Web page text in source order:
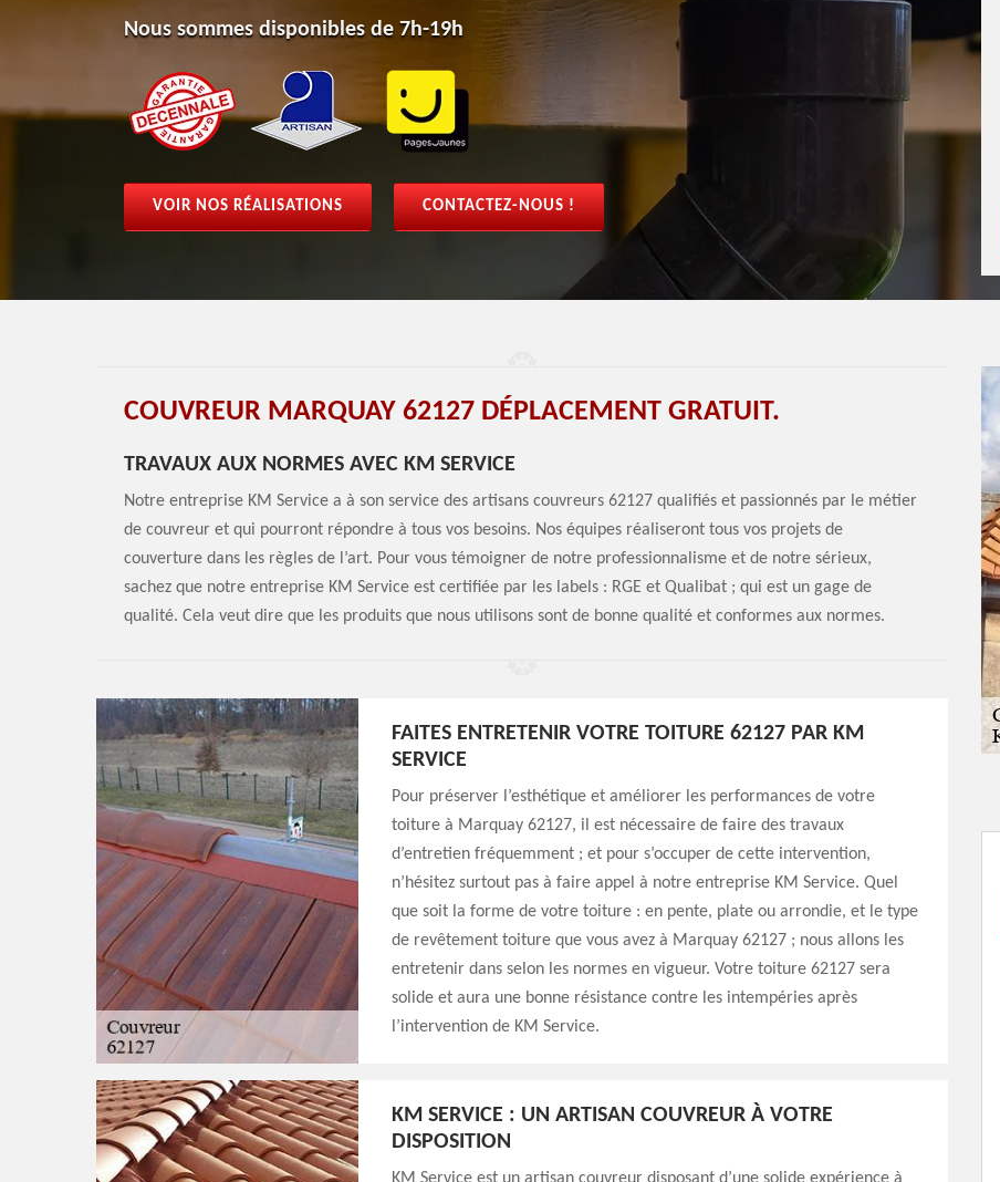
Nous sommes disponibles de 7h-19h
VOIR NOS RÉALISATIONS CONTACTEZ-NOUS !
COUVREUR MARQUAY 62127 DÉPLACEMENT GRATUIT.
TRAVAUX AUX NORMES AVEC KM SERVICE
Notre entreprise KM Service a à son service des artisans couvreurs 62127 qualifiés et passionnés par le métier
de couvreur et qui pourront répondre à tous vos besoins. Nos équipes réaliseront tous vos projets de
couverture dans les règles de l’art. Pour vous témoigner de notre professionnalisme et de notre sérieux,
sachez que notre entreprise KM Service est certifiée par les labels : RGE et Qualibat ; qui est un gage de
qualité. Cela veut dire que les produits que nous utilisons sont de bonne qualité et conformes aux normes.
FAITES ENTRETENIR VOTRE TOITURE 62127 PAR KM
SERVICE
Pour préserver l’esthétique et améliorer les performances de votre
toiture à Marquay 62127, il est nécessaire de faire des travaux
d’entretien fréquemment ; et pour s’occuper de cette intervention,
n’hésitez surtout pas à faire appel à notre entreprise KM Service. Quel
que soit la forme de votre toiture : en pente, plate ou arrondie, et le type
de revêtement toiture que vous avez à Marquay 62127 ; nous allons les
entretenir dans selon les normes en vigueur. Votre toiture 62127 sera
solide et aura une bonne résistance contre les intempéries après
l’intervention de KM Service.
KM SERVICE : UN ARTISAN COUVREUR À VOTRE
DISPOSITION